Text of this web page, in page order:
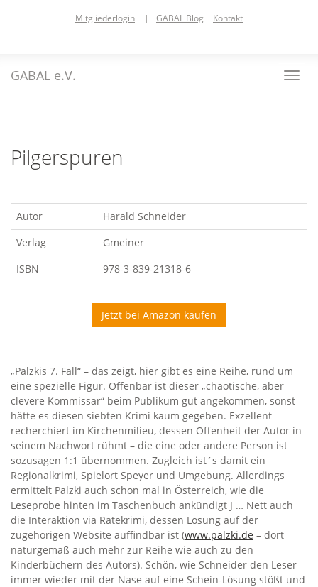
Mitgliederlogin | GABAL Blog Kontakt
GABAL e.V.
Pilgerspuren
Autor
Harald Schneider
Verlag
Gmeiner
ISBN
978-3-839-21318-6
Jetzt bei Amazon kaufen
„Palzkis 7. Fall“ – das zeigt, hier gibt es eine Reihe, rund um
eine spezielle Figur. Offenbar ist dieser „chaotische, aber
clevere Kommissar“ beim Publikum gut angekommen, sonst
hätte es diesen siebten Krimi kaum gegeben. Exzellent
recherchiert im Kirchenmilieu, dessen Offenheit der Autor in
seinem Nachwort rühmt – die eine oder andere Person ist
sozusagen 1:1 übernommen. Zugleich ist´s damit ein
Regionalkrimi, Spielort Speyer und Umgebung. Allerdings
ermittelt Palzki auch schon mal in Österreich, wie die
Leseprobe hinten im Taschenbuch ankündigt J … Nett auch
die Interaktion via Ratekrimi, dessen Lösung auf der
zugehörigen Website auffindbar ist (www.palzki.de – dort
naturgemäß auch mehr zur Reihe wie auch zu den
Kinderbüchern des Autors). Schön, wie Schneider den Leser
immer wieder mit der Nase auf eine Schein-Lösung stößt und